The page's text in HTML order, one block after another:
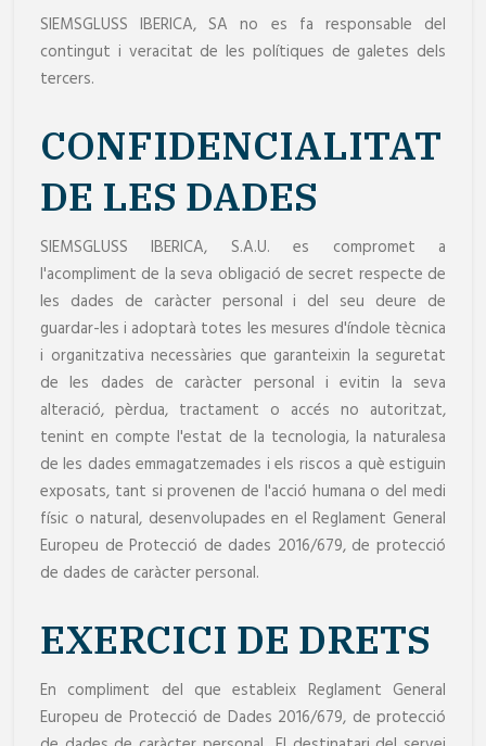
SIEMSGLUSS IBERICA, SA no es fa responsable del
contingut i veracitat de les polítiques de galetes dels
tercers.
CONFIDENCIALITAT
DE LES DADES
SIEMSGLUSS IBERICA, S.A.U. es compromet a
l'acompliment de la seva obligació de secret respecte de
les dades de caràcter personal i del seu deure de
guardar-les i adoptarà totes les mesures d'índole tècnica
i organitzativa necessàries que garanteixin la seguretat
de les dades de caràcter personal i evitin la seva
alteració, pèrdua, tractament o accés no autoritzat,
tenint en compte l'estat de la tecnologia, la naturalesa
de les dades emmagatzemades i els riscos a què estiguin
exposats, tant si provenen de l'acció humana o del medi
físic o natural, desenvolupades en el Reglament General
Europeu de Protecció de dades 2016/679, de protecció
de dades de caràcter personal.
EXERCICI DE DRETS
En compliment del que estableix Reglament General
Europeu de Protecció de Dades 2016/679, de protecció